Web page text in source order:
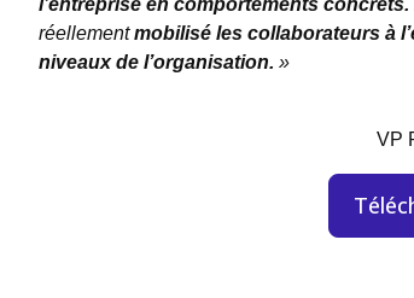
réellement mobilisé les collaborateurs à
niveaux de l’organisation. »
VP